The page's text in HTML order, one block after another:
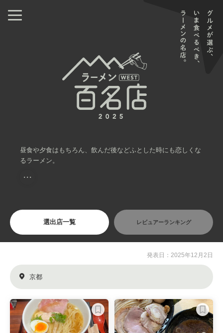
昼食や夕食はもちろん、飲んだ後などふとした時にも恋しくな
るラーメン。
・・・
選出店一覧 レビュアーランキング
発表日：2025年12月2日
京都